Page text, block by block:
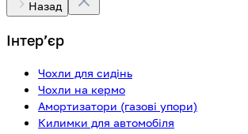
Назад
Інтерʼєр
Чохли для сидінь
Чохли на кермо
Амортизатори (газові упори)
Килимки для автомобіля